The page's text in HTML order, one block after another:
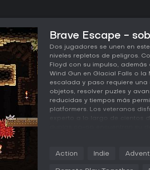
Brave Escape -
Dos jugadores se unen en
niveles repletos de peligros.
Floyd con su impulso,
Wind Gun en Glacial Falls o la
escalada y paso requiere
objetos, resolver puzles y
reducidas y tiempos más
platformers. Los veteranos
experto a lo largo de cientos
Brave Escape is a
must work together to
Action Indie